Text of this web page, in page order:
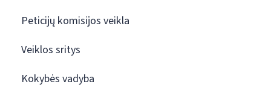
Peticijų komisijos veikla
Veiklos sritys
Kokybės vadyba